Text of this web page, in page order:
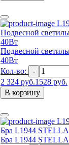
Подвесной
40Вт
Подвесной
40Вт
Кол-во:
-
2 324 руб.1528 руб.
В корзину
Бра L1944
Бра L1944